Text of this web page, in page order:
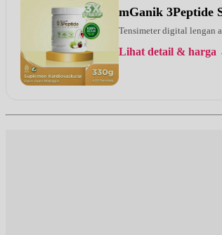
mGanik 3Peptide
Tensimeter digital lengan
Lihat detail & harga